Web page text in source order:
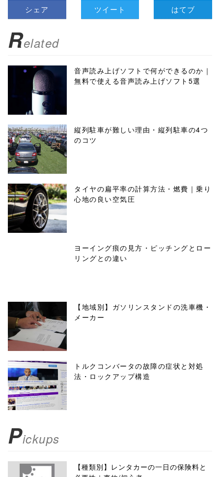
シェア ツイート はてブ
Related
音声読み上げソフトで何ができるのか｜
無料で使える音声読み上げソフト5選
縦列駐車が難しい理由・縦列駐車の4つ
のコツ
タイヤの扁平率の計算方法・燃費｜乗り
心地の良い空気圧
ヨーイング痕の見方・ピッチングとロー
リングとの違い
【地域別】ガソリンスタンドの洗車機・
メーカー
トルクコンバータの故障の症状と対処
法・ロックアップ構造
Pickups
【種類別】レンタカーの一日の保険料と